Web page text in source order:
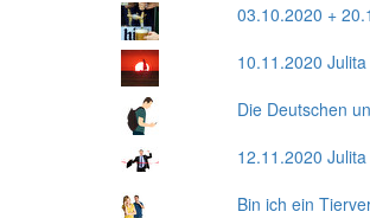
03.10.2020 +
10.11.2020 Julita
Die Deutschen
12.11.2020 Julita
Bin ich ein